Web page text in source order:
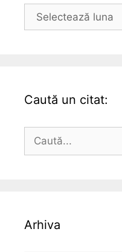
Arhiva
Caută un citat:
Caută
Arhiva